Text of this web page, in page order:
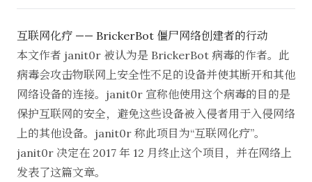
互联网化疗 —— BrickerBot 僵尸网络创建者的行动
本文作者 janit0r 被认为是 BrickerBot 病毒的作者。此
病毒会攻击物联网上安全性不足的设备并使其断开和其他
网络设备的连接。janit0r 宣称他使用这个病毒的目的是
保护互联网的安全，避免这些设备被入侵者用于入侵网络
上的其他设备。janit0r 称此项目为“互联网化疗”。
janit0r 决定在 2017 年 12 月终止这个项目，并在网络上
发表了这篇文章。